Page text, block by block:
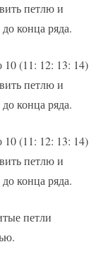
петлю и
конца ряда.
(11: 12: 13: 14)
петлю и
конца ряда.
(11: 12: 13: 14)
петлю и
конца ряда.
петли